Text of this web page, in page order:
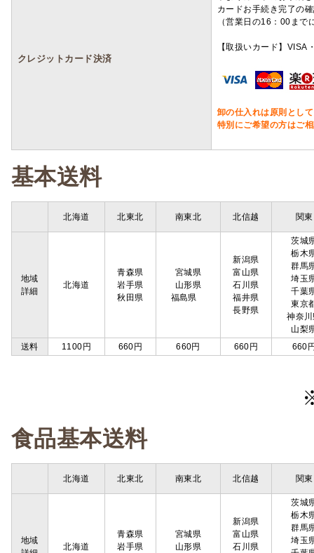
クレジットカード決済
カードお手続き完了の
（営業日の16：00ま
【取扱いカード】
卸の仕入れは原則とし
特別にご希望の方はご
基本送料
北海道 北東北 南東北 北信越 関東
地域
詳細
北海道
青森県
岩手県
秋田県
宮城県
山形県
福島県
新潟県
富山県
石川県
福井県
長野県
茨城
栃木
群馬
埼玉
千葉
東京
神奈
山梨
送料
1100円 660円 660円 660円 660
食品基本送料
北海道 北東北 南東北 北信越 関東
地域
北海道
青森県
岩手県
宮城県
山形県
新潟県
富山県
石川県
茨城
栃木
群馬
埼玉